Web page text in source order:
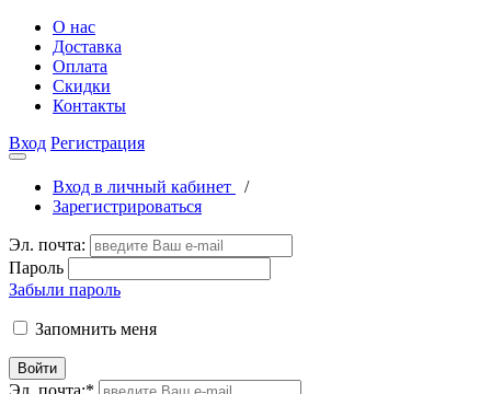
О нас
Доставка
Оплата
Скидки
Контакты
Вход Регистрация
Вход в личный кабинет
/
Зарегистрироваться
Эл. почта:
Пароль
Забыли пароль
Запомнить меня
Войти
Эл. почта:*